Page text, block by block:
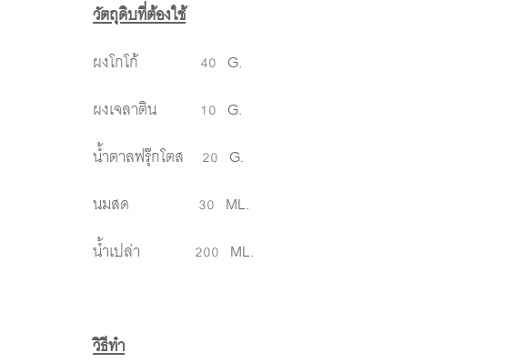
วัตถุดิบที่ต้องใช้
ผงโกโก้ 40 G.
ผงเจลาติน 10 G.
น้ำตาลฟรุ๊กโตส 20 G.
นมสด 30 ML.
น้ำเปล่า 200 ML.
วิธีทำ